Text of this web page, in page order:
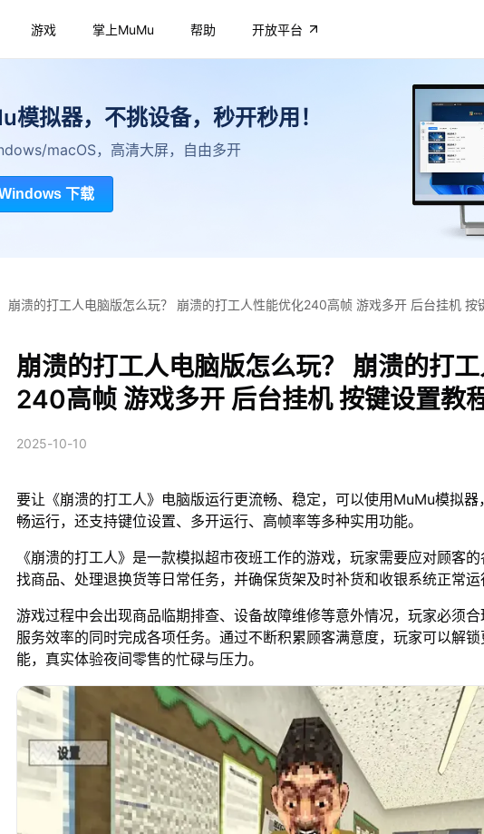
游戏 掌上MuMu 帮助 开放平台
模拟器，不挑设备，秒开秒用！
macOS，高清大屏，自由多开
下载
崩溃的打工人电脑版怎么玩？ 崩溃的打工人性能优化240高帧 游戏多开 后台挂机 按
崩溃的打工人电脑版怎么玩？ 崩溃的打
240高帧 游戏多开 后台挂机 按键设置教
2025-10-10
要让《崩溃的打工人》电脑版运行更流畅、稳定，可以使用MuMu模拟
畅运行，还支持键位设置、多开运行、高帧率等多种实用功能。
《崩溃的打工人》是一款模拟超市夜班工作的游戏，玩家需要应对顾客
找商品、处理退换货等日常任务，并确保货架及时补货和收银系统正常运
游戏过程中会出现商品临期排查、设备故障维修等意外情况，玩家必须
服务效率的同时完成各项任务。通过不断积累顾客满意度，玩家可以解
能，真实体验夜间零售的忙碌与压力。